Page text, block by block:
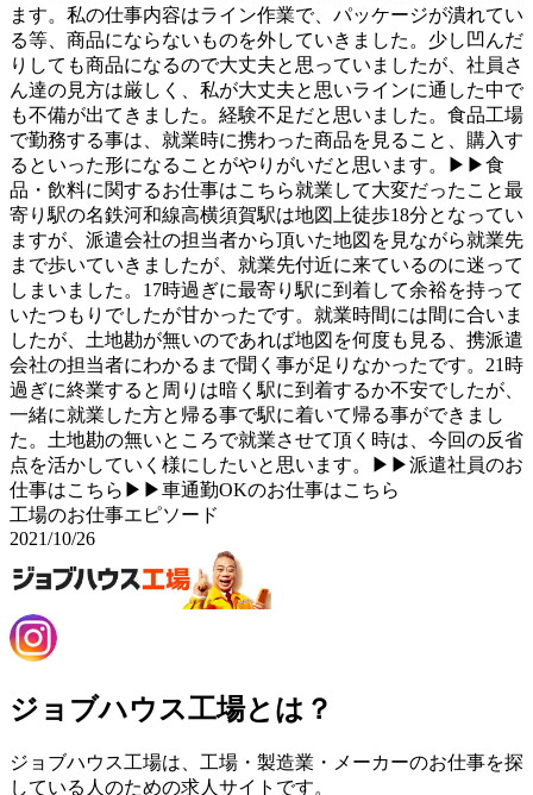
ます。私の仕事内容はライン作業で、パッケージが潰れてい
る等、商品にならないものを外していきました。少し凹んだ
りしても商品になるので大丈夫と思っていましたが、社員さ
ん達の見方は厳しく、私が大丈夫と思いラインに通した中で
も不備が出てきました。経験不足だと思いました。食品工場
で勤務する事は、就業時に携わった商品を見ること、購入す
るといった形になることがやりがいだと思います。▶▶食
品・飲料に関するお仕事はこちら就業して大変だったこと最
寄り駅の名鉄河和線高横須賀駅は地図上徒歩18分となってい
ますが、派遣会社の担当者から頂いた地図を見ながら就業先
まで歩いていきましたが、就業先付近に来ているのに迷って
しまいました。17時過ぎに最寄り駅に到着して余裕を持って
いたつもりでしたが甘かったです。就業時間には間に合いま
したが、土地勘が無いのであれば地図を何度も見る、携派遣
会社の担当者にわかるまで聞く事が足りなかったです。21時
過ぎに終業すると周りは暗く駅に到着するか不安でしたが、
一緒に就業した方と帰る事で駅に着いて帰る事ができまし
た。土地勘の無いところで就業させて頂く時は、今回の反省
点を活かしていく様にしたいと思います。▶▶派遣社員のお
仕事はこちら▶▶車通勤OKのお仕事はこちら
工場のお仕事エピソード
2021/10/26
ジョブハウス工場とは？
ジョブハウス工場は、工場・製造業・メーカーのお仕事を探
している人のための求人サイトです。